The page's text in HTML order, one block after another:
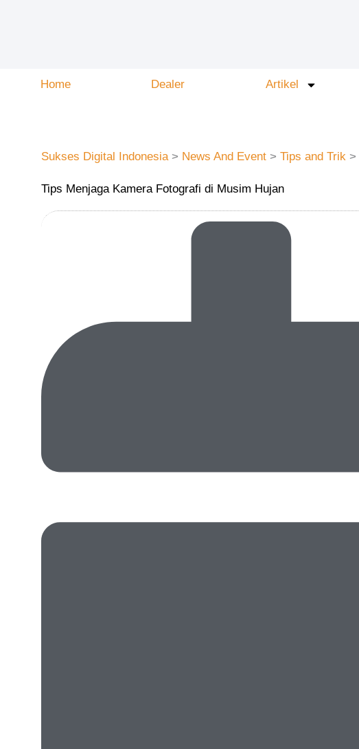
Home Dealer Artikel
Sukses Digital Indonesia> News And Event > Tips and Trik >
Tips Menjaga Kamera Fotografi di Musim Hujan